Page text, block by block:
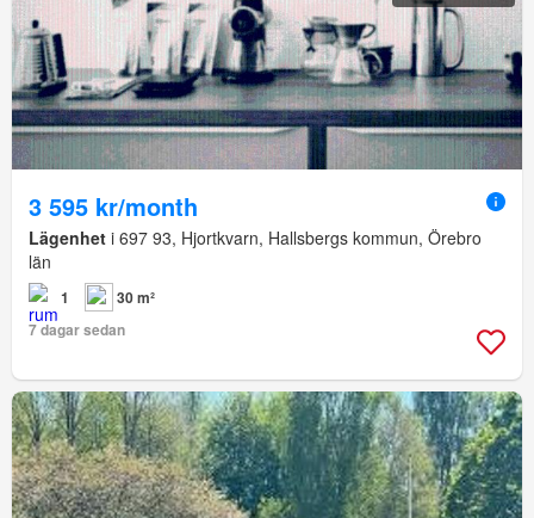
3 595 kr/month
Lägenhet i 697 93, Hjortkvarn, Hallsbergs kommun, Örebro
län
1
30 m²
7 dagar sedan